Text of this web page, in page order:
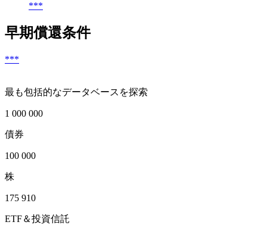
***
早期償還条件
***
最も包括的なデータベースを探索
1 000 000
債券
100 000
株
175 910
ETF＆投資信託